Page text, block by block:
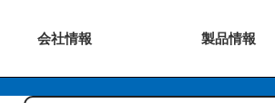
会社情報 製品情報